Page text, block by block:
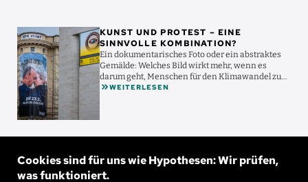
Bild
KUNST UND PROTEST – EINE
SINNVOLLE KOMBINATION?
Ein dokumentarisches Foto oder ein abstraktes
Gemälde: Welches Bild wirkt mehr, wenn es
darum geht, Menschen für den Klimawandel zu
sensibilisieren ...
WEITERLESEN
GEFÄHRDETES VERTRAUEN
Parteien im Dauerstreit, Krisenstimmung in der
Gesellschaft – das Vertrauen in Politik bröckelt.
Cookies sind für uns wie Hypothesen: Wir prüfen,
was funktioniert.